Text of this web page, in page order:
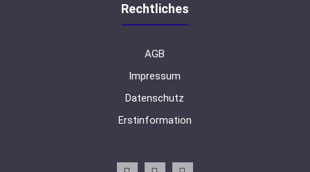
Rechtliches
AGB
Impressum
Datenschutz
Erstinformation